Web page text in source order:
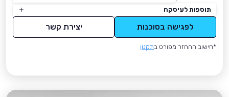
תוספות לעיסקה
לפגישה בסוכנות יצירת קשר
*חישוב ההחזר מפורט בתקנון